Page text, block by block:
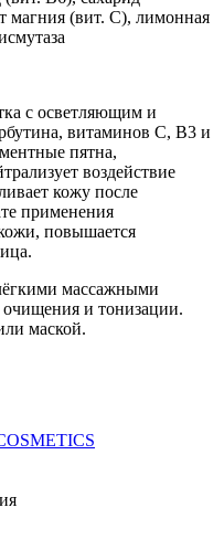
магния (вит. С), лимонная
с осветляющим и
витаминов С, В3 и
пятна,
воздействие
кожу после
применения
повышается
массажными
и тонизации.
маской.